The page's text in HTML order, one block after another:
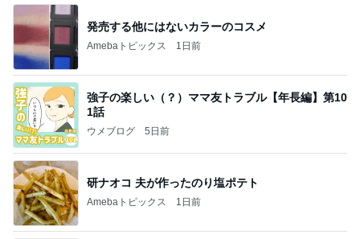
発売する他にはないカラーのコスメ
Amebaトピックス 1日前
強子の楽しい（？）ママ友トラブル【年長編】第10
1話
ウメブログ 5日前
研ナオコ 夫が作ったのり塩ポテト
Amebaトピックス 1日前